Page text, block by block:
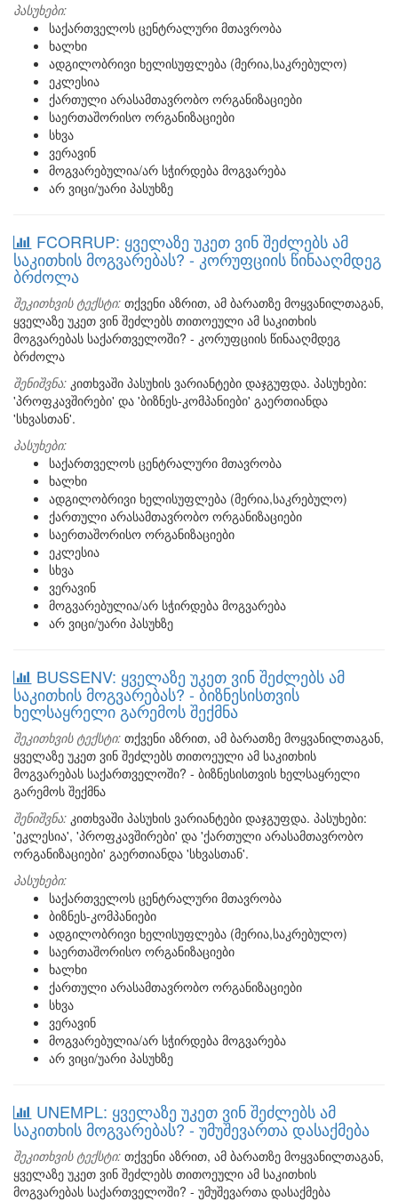
პასუხები:
საქართველოს ცენტრალური მთავრობა
ხალხი
ადგილობრივი ხელისუფლება (მერია,საკრებულო)
ეკლესია
ქართული არასამთავრობო ორგანიზაციები
საერთაშორისო ორგანიზაციები
სხვა
ვერავინ
მოგვარებულია/არ სჭირდება მოგვარება
არ ვიცი/უარი პასუხზე
FCORRUP: ყველაზე უკეთ ვინ შეძლებს ამ
საკითხის მოგვარებას? - კორუფციის წინააღმდეგ
ბრძოლა
შეკითხვის ტექსტი: თქვენი აზრით, ამ ბარათზე მოყვანილთაგან,
ყველაზე უკეთ ვინ შეძლებს თითოეული ამ საკითხის
მოგვარებას საქართველოში? - კორუფციის წინააღმდეგ
ბრძოლა
შენიშვნა: კითხვაში პასუხის ვარიანტები დაჯგუფდა. პასუხები:
'პროფკავშირები' და 'ბიზნეს-კომპანიები' გაერთიანდა
'სხვასთან'.
პასუხები:
საქართველოს ცენტრალური მთავრობა
ხალხი
ადგილობრივი ხელისუფლება (მერია,საკრებულო)
ქართული არასამთავრობო ორგანიზაციები
საერთაშორისო ორგანიზაციები
ეკლესია
სხვა
ვერავინ
მოგვარებულია/არ სჭირდება მოგვარება
არ ვიცი/უარი პასუხზე
BUSSENV: ყველაზე უკეთ ვინ შეძლებს ამ
საკითხის მოგვარებას? - ბიზნესისთვის
ხელსაყრელი გარემოს შექმნა
შეკითხვის ტექსტი: თქვენი აზრით, ამ ბარათზე მოყვანილთაგან,
ყველაზე უკეთ ვინ შეძლებს თითოეული ამ საკითხის
მოგვარებას საქართველოში? - ბიზნესისთვის ხელსაყრელი
გარემოს შექმნა
შენიშვნა: კითხვაში პასუხის ვარიანტები დაჯგუფდა. პასუხები:
'ეკლესია', 'პროფკავშირები' და 'ქართული არასამთავრობო
ორგანიზაციები' გაერთიანდა 'სხვასთან'.
პასუხები:
საქართველოს ცენტრალური მთავრობა
ბიზნეს-კომპანიები
ადგილობრივი ხელისუფლება (მერია,საკრებულო)
საერთაშორისო ორგანიზაციები
ხალხი
ქართული არასამთავრობო ორგანიზაციები
სხვა
ვერავინ
მოგვარებულია/არ სჭირდება მოგვარება
არ ვიცი/უარი პასუხზე
UNEMPL: ყველაზე უკეთ ვინ შეძლებს ამ
საკითხის მოგვარებას? - უმუშევართა დასაქმება
შეკითხვის ტექსტი: თქვენი აზრით, ამ ბარათზე მოყვანილთაგან,
ყველაზე უკეთ ვინ შეძლებს თითოეული ამ საკითხის
მოგვარებას საქართველოში? - უმუშევართა დასაქმება